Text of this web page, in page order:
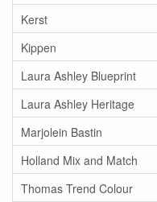
Kerst
Kippen
Laura Ashley Blueprint
Laura Ashley Heritage
Marjolein Bastin
Holland Mix and Match
Thomas Trend Colour